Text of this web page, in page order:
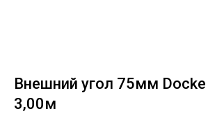
Внешний угол 75мм
3,00м